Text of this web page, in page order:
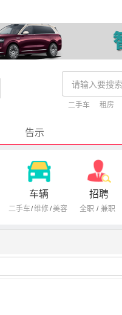
二手车 租房
告示
车辆
二手车/维修/美容
招聘
全职 / 兼职